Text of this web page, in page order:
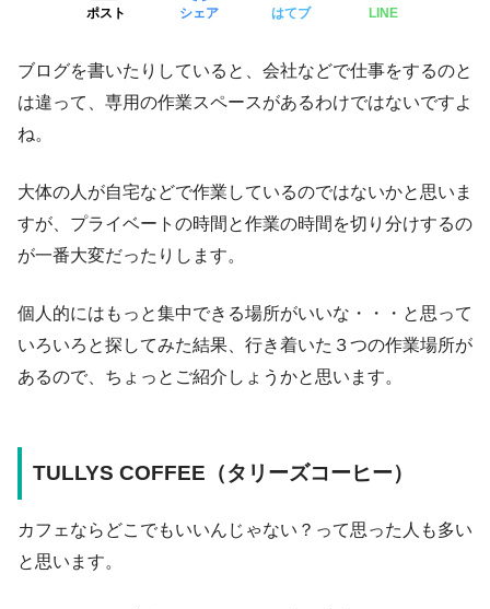
ポスト シェア はてブ LINE
ブログを書いたりしていると、会社などで仕事をするのと
は違って、専用の作業スペースがあるわけではないですよ
ね。
大体の人が自宅などで作業しているのではないかと思いま
すが、プライベートの時間と作業の時間を切り分けするの
が一番大変だったりします。
個人的にはもっと集中できる場所がいいな・・・と思って
いろいろと探してみた結果、行き着いた３つの作業場所が
あるので、ちょっとご紹介しょうかと思います。
TULLYS COFFEE（タリーズコーヒー）
カフェならどこでもいいんじゃない？って思った人も多い
と思います。